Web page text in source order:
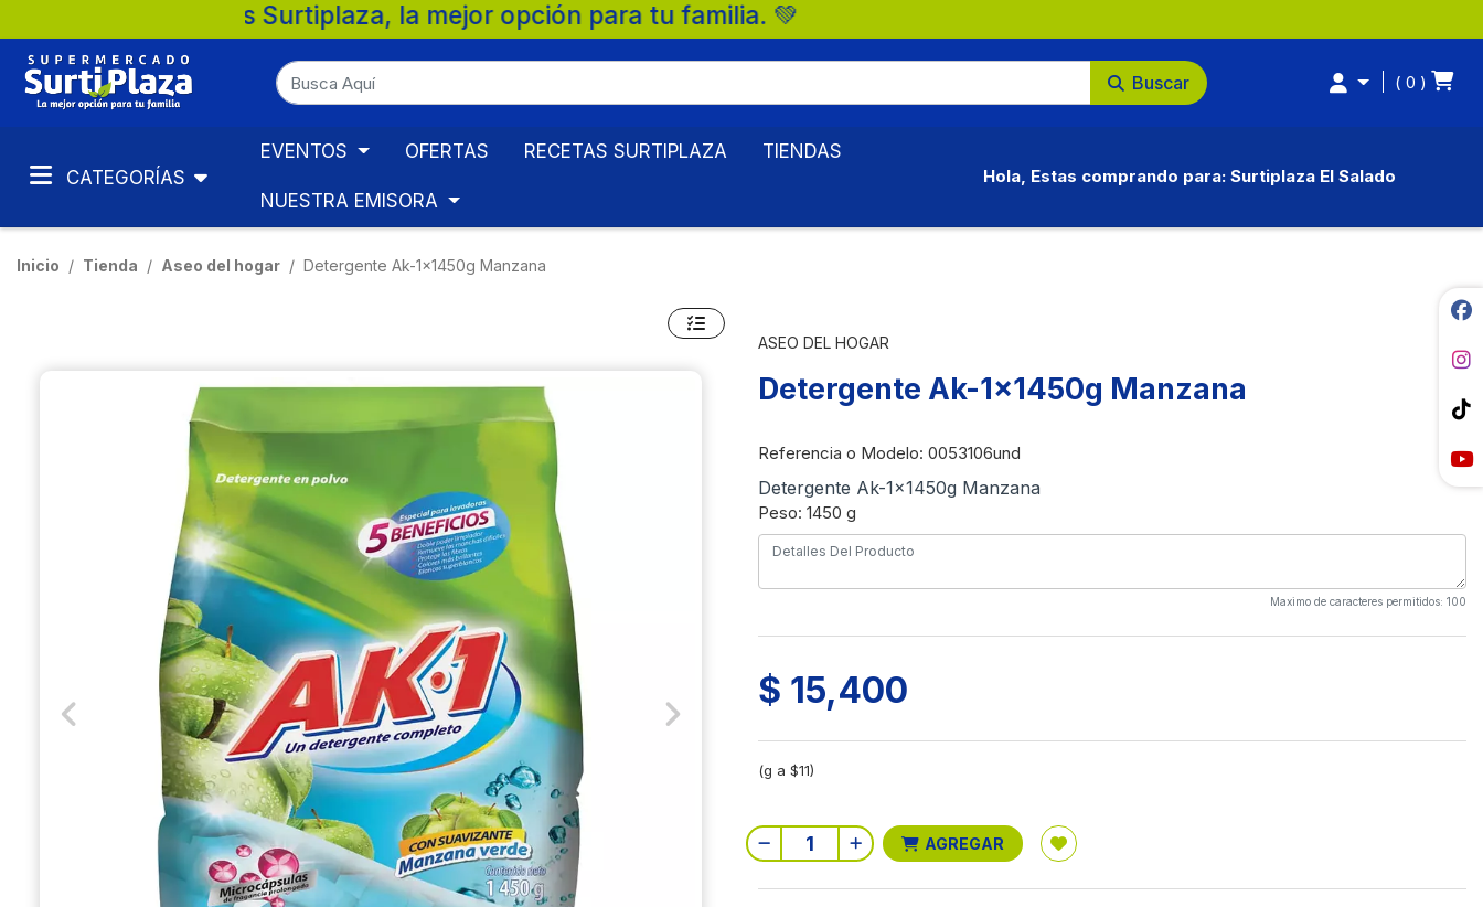
Surtiplaza, la mejor opción para tu familia. 💚
Buscar 0
CATEGORÍAS
EVENTOS OFERTAS RECETAS SURTIPLAZA TIENDAS
NUESTRA EMISORA
Hola, Estas comprando para: Surtiplaza El Salado
Inicio Tienda Aseo del hogar Detergente Ak-1x1450g Manzana
Previous Next
ASEO DEL HOGAR
Detergente Ak-1x1450g Manzana
Referencia o Modelo: 0053106und
Detergente Ak-1x1450g Manzana
Peso: 1450 g
Maximo de caracteres permitidos: 100
$ 15,400
(g a $11)
AGREGAR